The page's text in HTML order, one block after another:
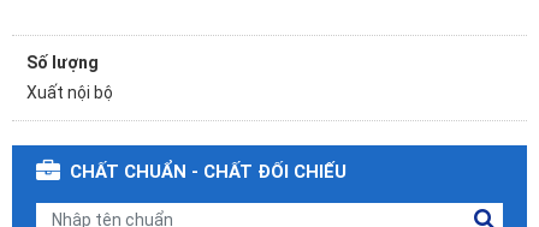
Số lượng
Xuất nội bộ
CHẤT CHUẨN - CHẤT ĐỐI CHIẾU